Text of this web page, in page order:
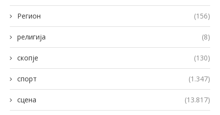
Регион (156)
религија (8)
скопје (130)
спорт (1.347)
сцена (13.817)